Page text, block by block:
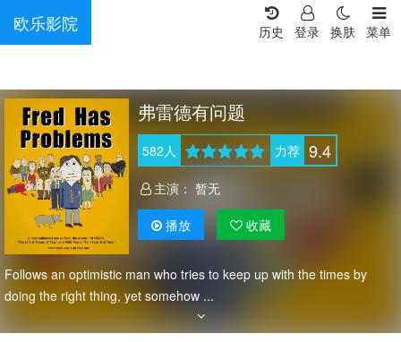
欧乐影院 菜单
换肤
登录
历史
弗雷德有问题
582人 力荐 9.4
主演： 暂无
播放 收藏
Follows an optimistic man who tries to keep up with the times by
doing the right thing, yet somehow ...